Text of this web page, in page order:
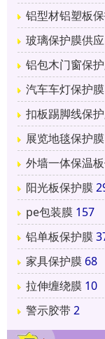
铝型材铝塑板
玻璃保护膜供应
铝包木门窗保
汽车车灯保护膜
扣板踢脚线保
展览地毯保护膜
外墙一体保温
阳光板保护膜
pe包装膜 157
铝单板保护膜
家具保护膜 68
拉伸缠绕膜 10
警示胶带2